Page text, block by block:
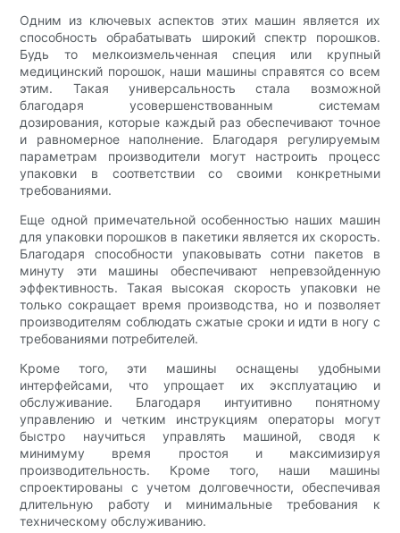
Одним из ключевых аспектов этих машин является их
способность обрабатывать широкий спектр порошков.
Будь то мелкоизмельченная специя или крупный
медицинский порошок, наши машины справятся со всем
этим. Такая универсальность стала возможной
благодаря усовершенствованным системам
дозирования, которые каждый раз обеспечивают точное
и равномерное наполнение. Благодаря регулируемым
параметрам производители могут настроить процесс
упаковки в соответствии со своими конкретными
требованиями.
Еще одной примечательной особенностью наших машин
для упаковки порошков в пакетики является их скорость.
Благодаря способности упаковывать сотни пакетов в
минуту эти машины обеспечивают непревзойденную
эффективность. Такая высокая скорость упаковки не
только сокращает время производства, но и позволяет
производителям соблюдать сжатые сроки и идти в ногу с
требованиями потребителей.
Кроме того, эти машины оснащены удобными
интерфейсами, что упрощает их эксплуатацию и
обслуживание. Благодаря интуитивно понятному
управлению и четким инструкциям операторы могут
быстро научиться управлять машиной, сводя к
минимуму время простоя и максимизируя
производительность. Кроме того, наши машины
спроектированы с учетом долговечности, обеспечивая
длительную работу и минимальные требования к
техническому обслуживанию.